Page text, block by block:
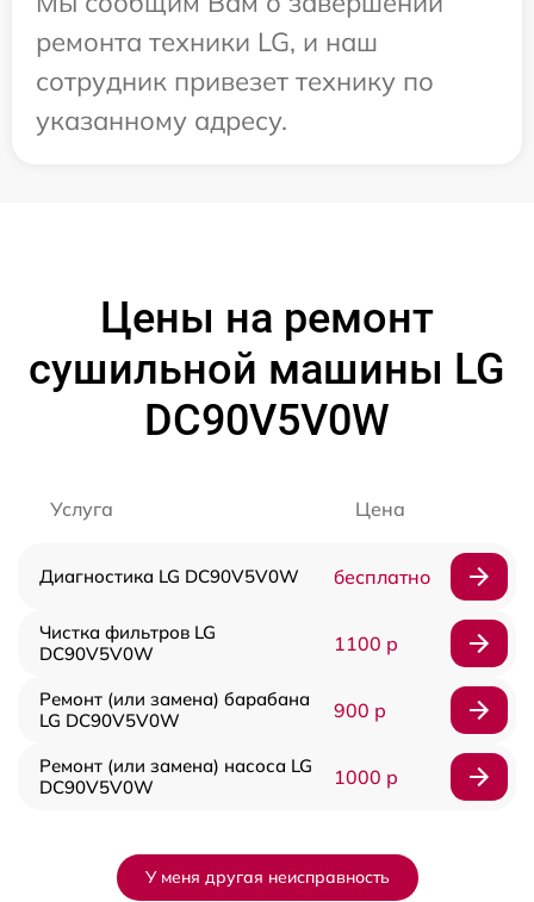
ремонта техники LG, и наш
сотрудник привезет технику по
указанному адресу.
Цены на ремонт
сушильной машины LG
DC90V5V0W
Услуга Цена
Диагностика LG DC90V5V0W бесплатно
Чистка фильтров LG
DC90V5V0W
1100 р
Ремонт (или замена) барабана
LG DC90V5V0W
900 р
Ремонт (или замена) насоса LG
DC90V5V0W
1000 р
У меня другая неисправность